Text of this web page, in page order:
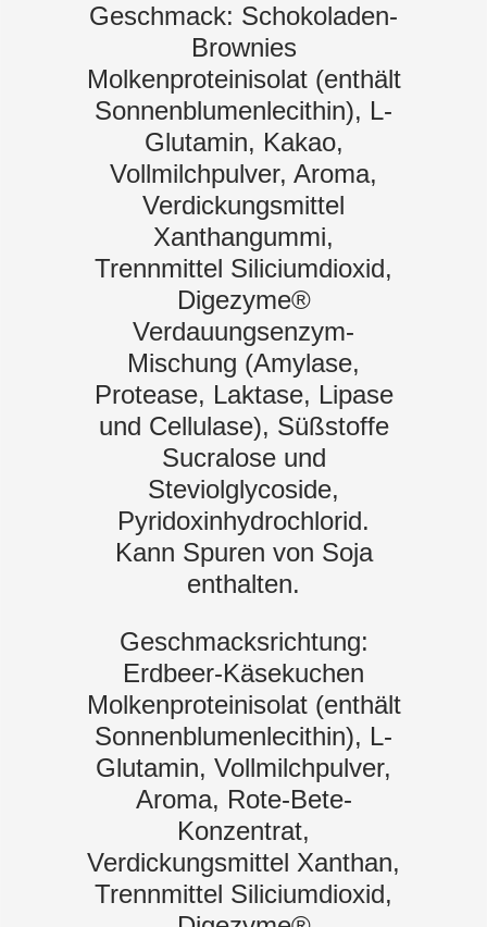
Geschmack: Schokoladen-
Brownies
Molkenproteinisolat (enthält
Sonnenblumenlecithin), L-
Glutamin, Kakao,
Vollmilchpulver, Aroma,
Verdickungsmittel
Xanthangummi,
Trennmittel Siliciumdioxid,
Digezyme®
Verdauungsenzym-
Mischung (Amylase,
Protease, Laktase, Lipase
und Cellulase), Süßstoffe
Sucralose und
Steviolglycoside,
Pyridoxinhydrochlorid.
Kann Spuren von Soja
enthalten.
Geschmacksrichtung:
Erdbeer-Käsekuchen
Molkenproteinisolat (enthält
Sonnenblumenlecithin), L-
Glutamin, Vollmilchpulver,
Aroma, Rote-Bete-
Konzentrat,
Verdickungsmittel Xanthan,
Trennmittel Siliciumdioxid,